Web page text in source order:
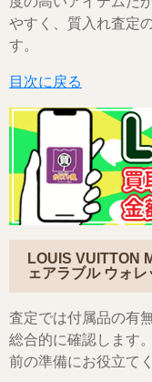
やすく、質入れ査定
す。
目次に戻る
LOUIS VUITTON
ェアラブル ウォレ
査定では付属品の有
総合的に確認します
前の準備にお役立て